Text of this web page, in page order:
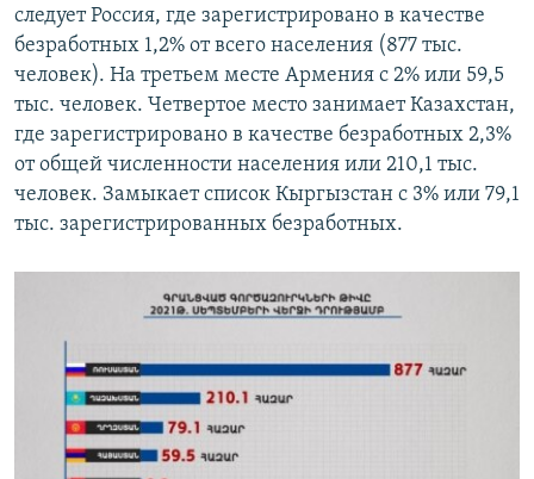
следует Россия, где зарегистрировано в качестве
безработных 1,2% от всего населения (877 тыс.
человек). На третьем месте Армения с 2% или 59,5
тыс. человек. Четвертое место занимает Казахстан,
где зарегистрировано в качестве безработных 2,3%
от общей численности населения или 210,1 тыс.
человек. Замыкает список Кыргызстан с 3% или 79,1
тыс. зарегистрированных безработных.